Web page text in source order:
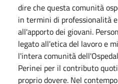
dire che questa comunità
in termini di professionalità
all'apporto dei giovani.
legato all'etica del lavoro e
l'intera comunità
Perinei per il contributo
proprio dovere. Nel